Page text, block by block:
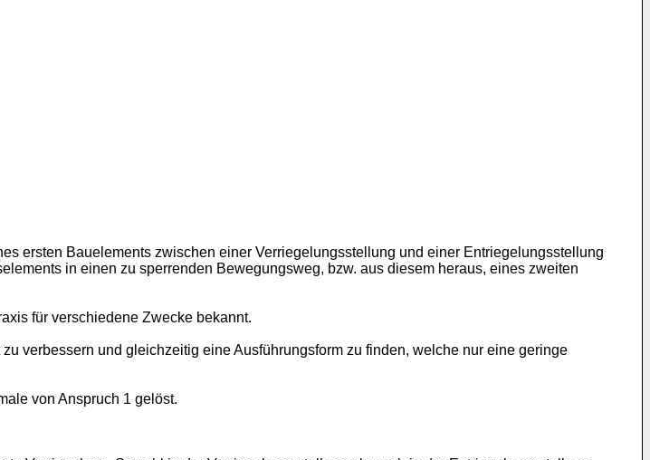
ersten Bauelements zwischen einer Verriegelungsstellung und einer Entriegelungsstellung
in einen zu sperrenden Bewegungsweg, bzw. aus diesem heraus, eines zweiten
für verschiedene Zwecke bekannt.
verbessern und gleichzeitig eine Ausführungsform zu finden, welche nur eine geringe
von Anspruch 1 gelöst.